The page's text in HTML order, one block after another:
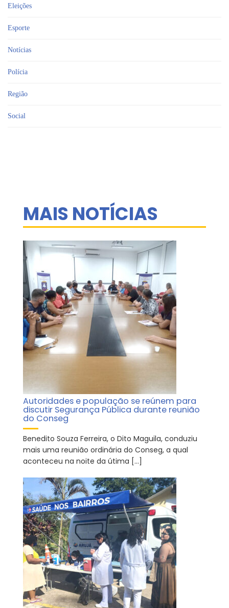
Eleições
Esporte
Notícias
Polícia
Região
Social
MAIS NOTÍCIAS
Autoridades e população se reúnem para
discutir Segurança Pública durante reunião
do Conseg
Benedito Souza Ferreira, o Dito Maguila, conduziu
mais uma reunião ordinária do Conseg, a qual
aconteceu na noite da útima […]